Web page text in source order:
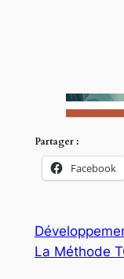
Partager :
Facebook
La Méthode